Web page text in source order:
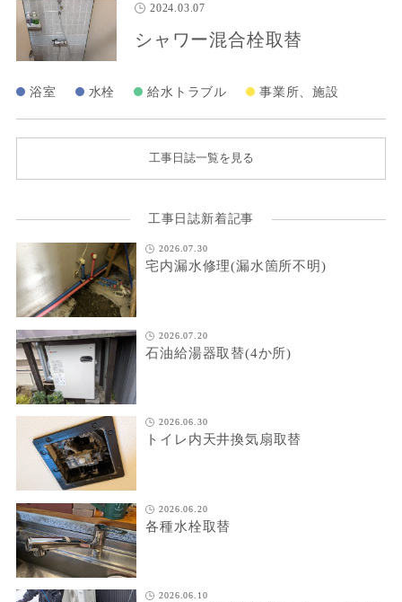
2024.03.07
シャワー混合栓取替
浴室 水栓 給水トラブル 事業所、施設
工事日誌一覧を見る
工事日誌新着記事
2026.07.30
宅内漏水修理(漏水箇所不明)
2026.07.20
石油給湯器取替(4か所)
2026.06.30
トイレ内天井換気扇取替
2026.06.20
各種水栓取替
2026.06.10